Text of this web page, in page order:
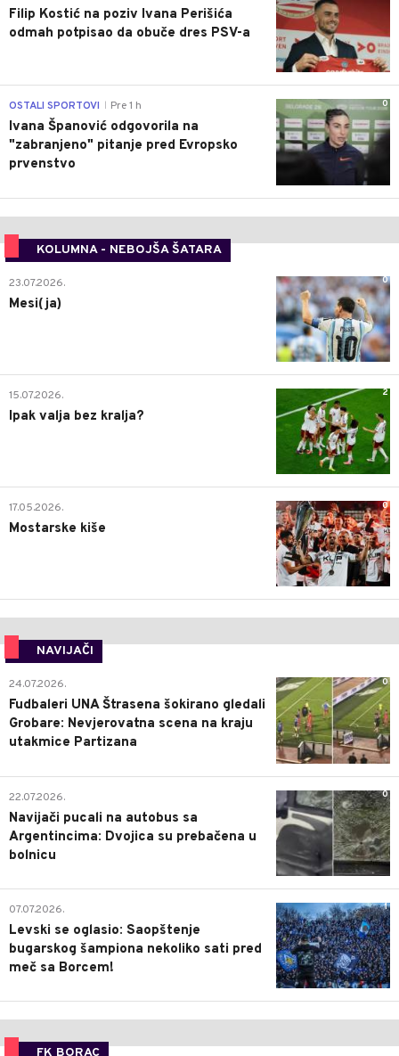
Filip Kostić na poziv Ivana Perišića
odmah potpisao da obuče dres PSV-a
0
OSTALI SPORTOVI Pre 1 h
Ivana Španović odgovorila na
"zabranjeno" pitanje pred Evropsko
prvenstvo
KOLUMNA - NEBOJŠA ŠATARA
0
23.07.2026.
Mesi(ja)
2
15.07.2026.
Ipak valja bez kralja?
0
17.05.2026.
Mostarske kiše
NAVIJAČI
0
24.07.2026.
Fudbaleri UNA Štrasena šokirano gledali
Grobare: Nevjerovatna scena na kraju
utakmice Partizana
0
22.07.2026.
Navijači pucali na autobus sa
Argentincima: Dvojica su prebačena u
bolnicu
1
07.07.2026.
Levski se oglasio: Saopštenje
bugarskog šampiona nekoliko sati pred
meč sa Borcem!